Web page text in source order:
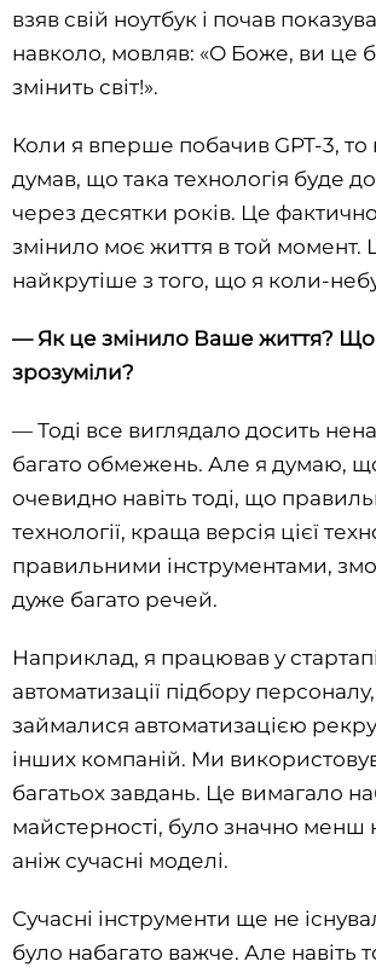
взяв свій ноутбук і почав
навколо, мовляв: «О Боже, ви це
змінить світ!».
Коли я вперше побачив GPT-3, то
думав, що така технологія буде
через десятки років. Це
змінило моє життя в той момент.
найкрутіше з того, що я коли-
— Як це змінило Ваше життя?
зрозуміли?
— Тоді все виглядало досить
багато обмежень. Але я думаю,
очевидно навіть тоді, що
технології, краща версія цієї
правильними інструментами,
дуже багато речей.
Наприклад, я працював у
автоматизації підбору
займалися автоматизацією
інших компаній. Ми
багатьох завдань. Це вимагало
майстерності, було значно менш
аніж сучасні моделі.
Сучасні інструменти ще не
було набагато важче. Але навіть